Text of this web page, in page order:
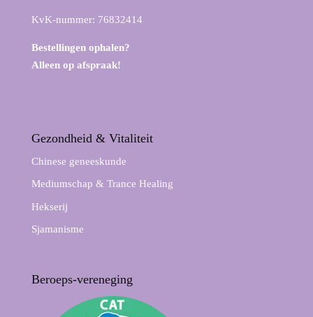
KvK-nummer: 76832414
Bestellingen ophalen?
Alleen op afspraak!
Gezondheid & Vitaliteit
Chinese geneeskunde
Mediumschap & Trance Healing
Hekserij
Sjamanisme
Beroeps-vereneging